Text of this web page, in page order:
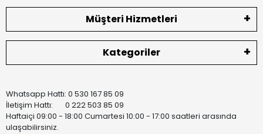
Müşteri Hizmetleri
Kategoriler
Whatsapp Hattı: 0 530 167 85 09
İletişim Hattı: 0 222 503 85 09
Haftaiçi 09:00 - 18:00 Cumartesi 10:00 - 17:00 saatleri arasında
ulaşabilirsiniz.